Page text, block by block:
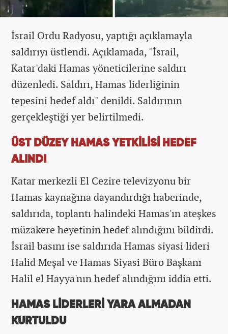
İsrail Ordu Radyosu, yaptığı açıklamayla
saldırıyı üstlendi. Açıklamada, "İsrail,
Katar'daki Hamas yöneticilerine saldırı
düzenledi. Saldırı, Hamas liderliğinin
tepesini hedef aldı" denildi. Saldırının
gerçekleştiği yer belirtilmedi.
ÜST DÜZEY HAMAS YETKİLİSİ HEDEF
ALINDI
Katar merkezli El Cezire televizyonu bir
Hamas kaynağına dayandırdığı haberinde,
saldırıda, toplantı halindeki Hamas'ın ateşkes
müzakere heyetinin hedef alındığını bildirdi.
İsrail basını ise saldırıda Hamas siyasi lideri
Halid Meşal ve Hamas Siyasi Büro Başkanı
Halil el Hayya'nın hedef alındığını iddia etti.
HAMAS LİDERLERİ YARA ALMADAN
KURTULDU